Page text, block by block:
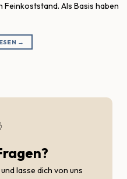
Als Basis haben
→
lasse dich von uns